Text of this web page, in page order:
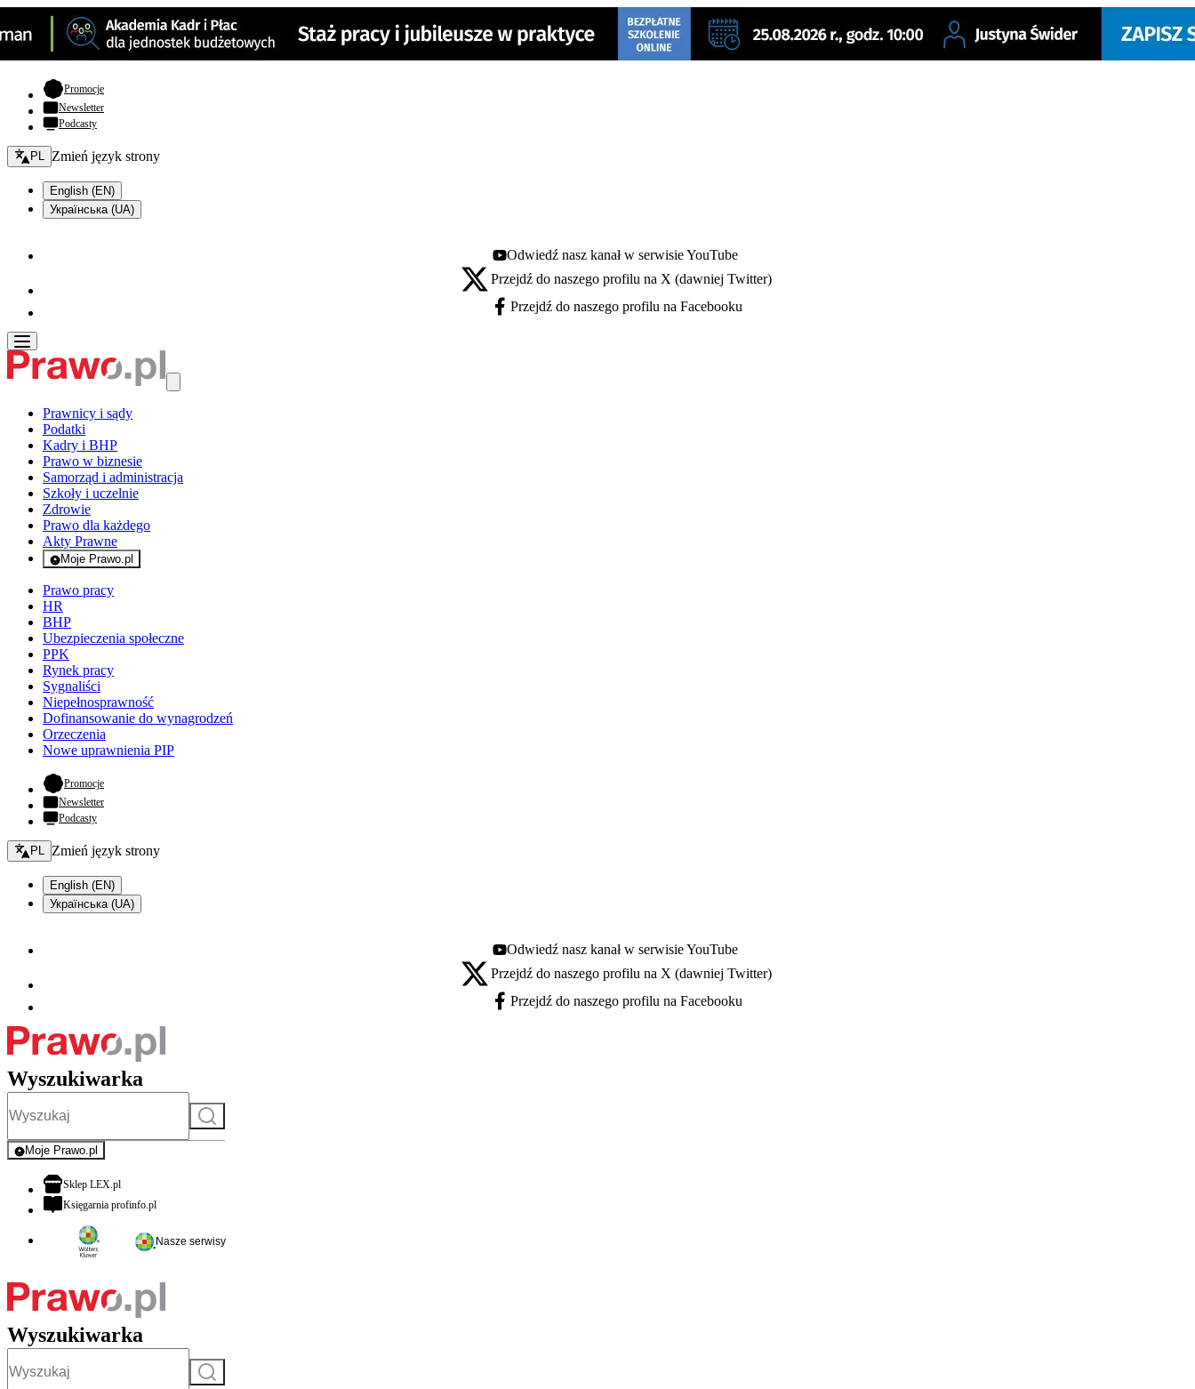
Promocje- otwiera się w nowej karcie
Newsletter
Podcasty
Zmień język - bieżący:
PL Zmień język strony
English (EN)
Українська (UA)
Youtube - otwiera się w nowej karcie
Odwiedź nasz kanał w serwisie YouTube
X - otwiera się w nowej karcie
Przejdź do naszego profilu na X (dawniej Twitter)
Facebook - otwiera się w nowej karcie
Przejdź do naszego profilu na Facebooku
Prawnicy i sądy
Podatki
Kadry i BHP
Prawo w biznesie
Samorząd i administracja
Szkoły i uczelnie
Zdrowie
Prawo dla każdego
Akty Prawne
Moje Prawo.pl
- rejestracja i logowanie do serwisu
Prawo pracy
HR
BHP
Ubezpieczenia społeczne
PPK
Rynek pracy
Sygnaliści
Niepełnosprawność
Dofinansowanie do wynagrodzeń
Orzeczenia
Nowe uprawnienia PIP
Promocje- otwiera się w nowej karcie
Newsletter
Podcasty
Zmień język - bieżący:
PL Zmień język strony
English (EN)
Українська (UA)
Youtube - otwiera się w nowej karcie
Odwiedź nasz kanał w serwisie YouTube
X - otwiera się w nowej karcie
Przejdź do naszego profilu na X (dawniej Twitter)
Facebook - otwiera się w nowej karcie
Przejdź do naszego profilu na Facebooku
Wyszukiwarka
Szukaj
Moje Prawo.pl
- rejestracja i logowanie do serwisu
Sklep LEX.plotwiera się w nowej karcie
Księgarnia profinfo.plotwiera się w nowej karcie
Nasze serwisy
Wyszukiwarka
Szukaj